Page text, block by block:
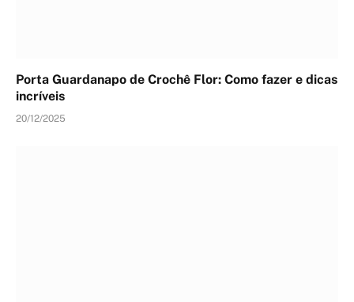
Porta Guardanapo de Crochê Flor: Como fazer e dicas
incríveis
20/12/2025